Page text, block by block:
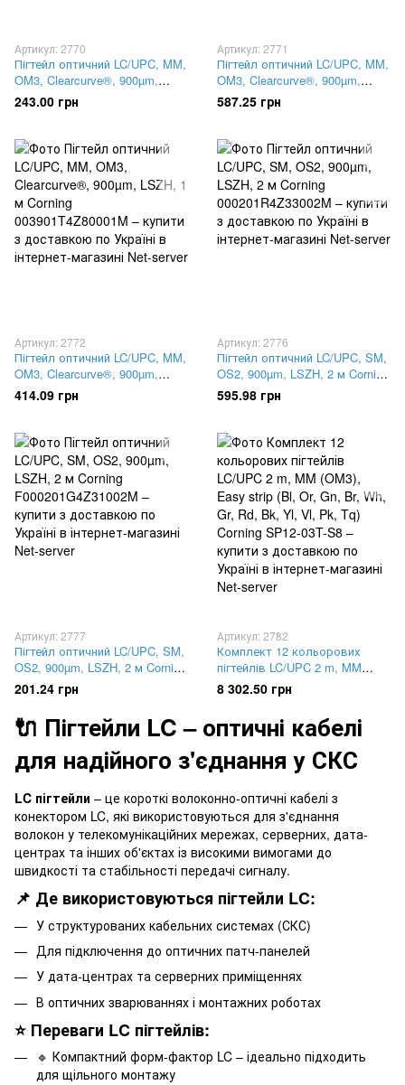
Артикул: 2770
Пігтейл оптичний LC/UPC, MM,
OM3, Clearcurve®, 900µm,
LSZH, 2 м Corning
F000301T4Z80002M
243.00 грн
Артикул: 2771
Пігтейл оптичний LC/UPC, MM,
OM3, Clearcurve®, 900µm,
LSZH, 2 м Corning
000301T4Z80002M
587.25 грн
Артикул: 2772
Пігтейл оптичний LC/UPC, MM,
OM3, Clearcurve®, 900µm,
LSZH, 1 м Corning
003901T4Z80001M
414.09 грн
Артикул: 2776
Пігтейл оптичний LC/UPC, SM,
OS2, 900µm, LSZH, 2 м Corning
000201R4Z33002M
595.98 грн
Артикул: 2777
Пігтейл оптичний LC/UPC, SM,
OS2, 900µm, LSZH, 2 м Corning
F000201G4Z31002M
201.24 грн
Артикул: 2782
Комплект 12 кольорових
пігтейлів LC/UPC 2 m, MM
(OM3), Easy strip (Bl, Or, Gn,
Br, Wh, Gr, Rd, Bk, Yl, Vl, Pk,
Tq) Corning SP12-03T-S8
8 302.50 грн
🔌 Пігтейли LC – оптичні кабелі
для надійного з'єднання у СКС
LC пігтейли – це короткі волоконно-оптичні кабелі з
конектором LC, які використовуються для з'єднання
волокон у телекомунікаційних мережах, серверних, дата-
центрах та інших об'єктах із високими вимогами до
швидкості та стабільності передачі сигналу.
📌 Де використовуються пігтейли LC:
У структурованих кабельних системах (СКС)
Для підключення до оптичних патч-панелей
У дата-центрах та серверних приміщеннях
В оптичних зварюваннях і монтажних роботах
⭐ Переваги LC пігтейлів:
🔹 Компактний форм-фактор LC – ідеально підходить
для щільного монтажу